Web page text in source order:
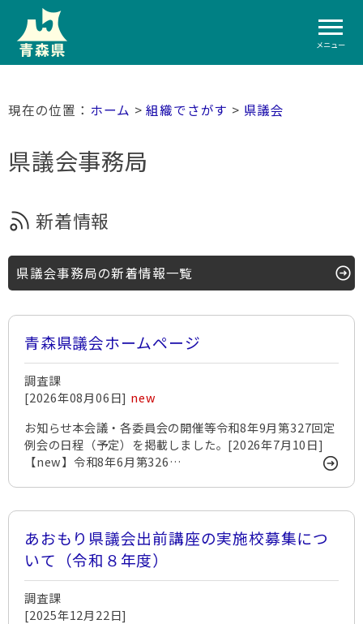
メニュー
ホーム >組織でさがす > 県議会
県議会事務局
新着情報
県議会事務局の新着情報一覧
青森県議会ホームページ
調査課
[2026年08月06日] new
お知らせ本会議・各委員会の開催等令和8年9月第327回定
例会の日程（予定）を掲載しました。[2026年7月10日]
【new】令和8年6月第326…
あおもり県議会出前講座の実施校募集につ
いて（令和８年度）
調査課
[2025年12月22日]